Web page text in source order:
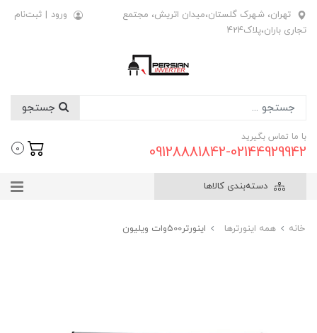
تهران، شهرک گلستان،میدان اتریش، مجتمع
تجاری باران،پلاک424
ورود | ثبت‌نام
با ما تماس بگیرید
09128881842-02144929942
0
دسته‌بندی کالاها
خانه همه اینورترها اینورتر500وات ویلیون